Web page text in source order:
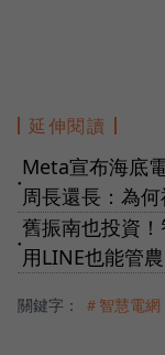
延伸閱讀
●
Meta宣布海底
周長還長：為
●
舊振南也投資
用LINE也能管
關鍵字： ＃智慧電網